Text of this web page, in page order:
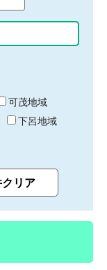
可茂地域
下呂地域